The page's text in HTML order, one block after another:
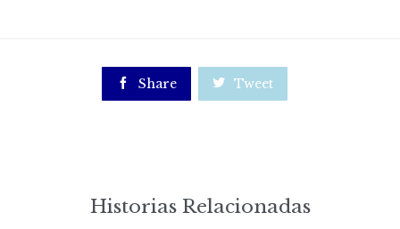
 Share  Tweet
Historias Relacionadas